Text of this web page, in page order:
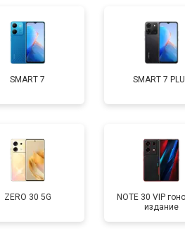
Замена кнопки включения
Ремонт цепи питания
SMART 7 SMART 7
ZERO 30 5G
NOTE 30 VIP
издание